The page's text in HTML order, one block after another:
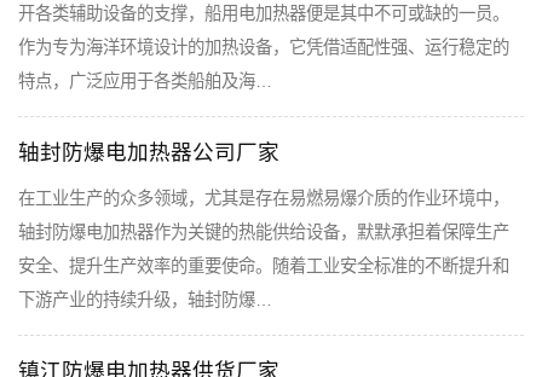
开各类辅助设备的支撑，船用电加热器便是其中不可或缺的一员。
作为专为海洋环境设计的加热设备，它凭借适配性强、运行稳定的
特点，广泛应用于各类船舶及海…
轴封防爆电加热器公司厂家
在工业生产的众多领域，尤其是存在易燃易爆介质的作业环境中，
轴封防爆电加热器作为关键的热能供给设备，默默承担着保障生产
安全、提升生产效率的重要使命。随着工业安全标准的不断提升和
下游产业的持续升级，轴封防爆…
镇江防爆电加热器供货厂家